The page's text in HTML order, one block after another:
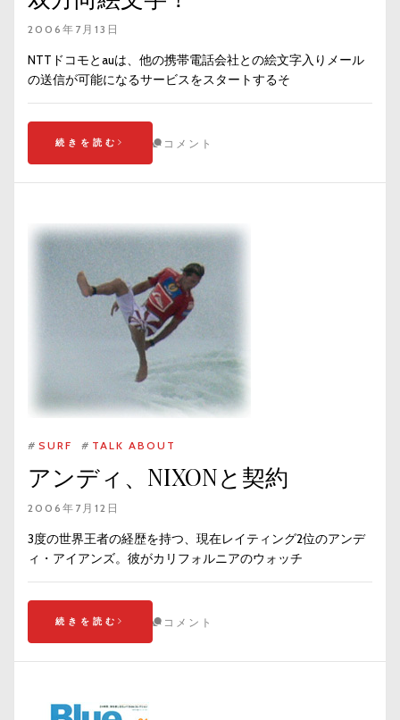
2006年7月13日
NTTドコモとauは、他の携帯電話会社との絵文字入りメール
の送信が可能になるサービスをスタートするそ
続きを読む コメント
# SURF # TALK ABOUT
アンディ、NIXONと契約
2006年7月12日
3度の世界王者の経歴を持つ、現在レイティング2位のアンデ
ィ・アイアンズ。彼がカリフォルニアのウォッチ
続きを読む コメント